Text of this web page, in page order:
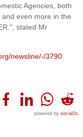
Agencies, both
even more in the
stated Mr
newsline/-/3790
powered by social2s